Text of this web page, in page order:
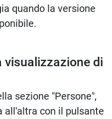
quando la versione
visualizzazione di
sezione "Persone",
all'altra con il pulsante